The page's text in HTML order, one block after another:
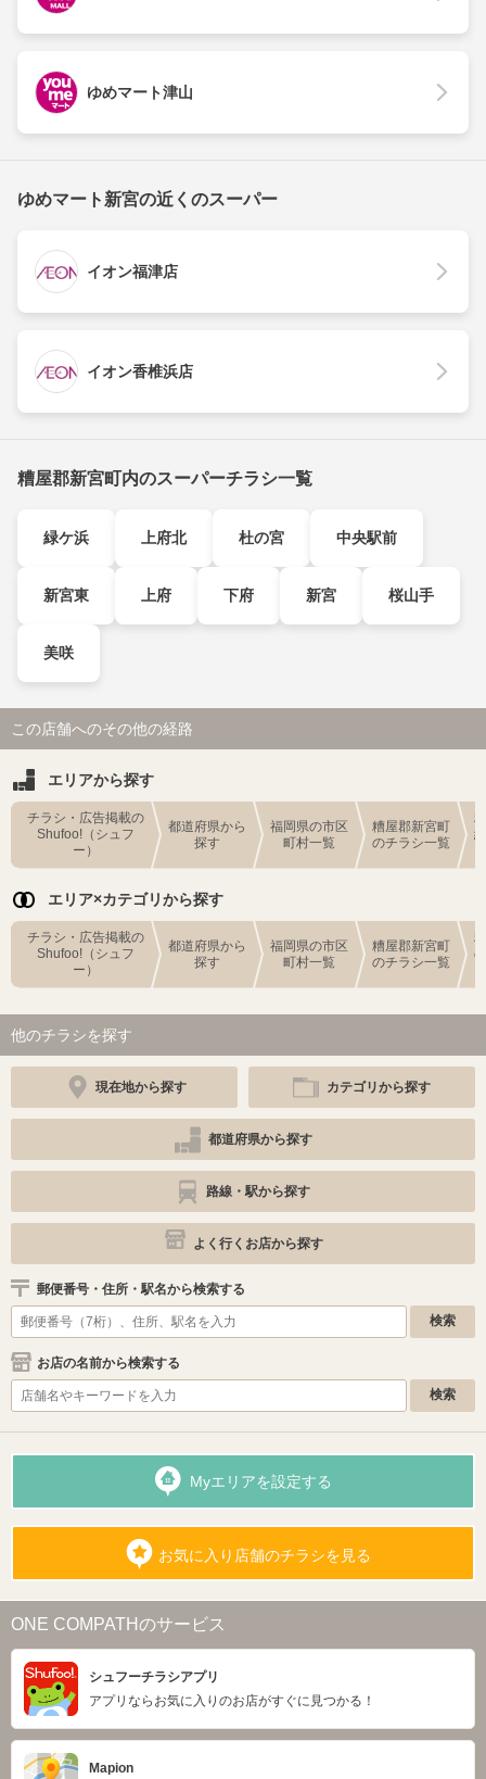
ゆめマート津山
ゆめマート新宮の近くのスーパー
イオン福津店
イオン香椎浜店
糟屋郡新宮町内のスーパーチラシ一覧
緑ケ浜 上府北 杜の宮 中央駅前
新宮東 上府 下府 新宮 桜山手
美咲
この店舗へのその他の経路
エリアから探す
チラシ・広告掲載の
Shufoo!（シュフ
ー）
都道府県から
探す
福岡県の市区
町村一覧
糟屋郡新宮町
のチラシ一覧
エリア×カテゴリから探す
チラシ・広告掲載の
Shufoo!（シュフ
ー）
都道府県から
探す
福岡県の市区
町村一覧
糟屋郡新宮町
のチラシ一覧
他のチラシを探す
現在地から探す カテゴリから探す
都道府県から探す
路線・駅から探す
よく行くお店から探す
郵便番号・住所・駅名から検索する
お店の名前から検索する
Myエリアを設定する
お気に入り店舗のチラシを見る
ONE COMPATHのサービス
シュフーチラシアプリ
アプリならお気に入りのお店がすぐに見つかる！
Mapion